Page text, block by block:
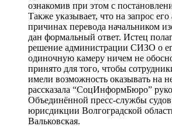
ознакомив при этом с
Также указывает, что на запрос его
причинах перевода начальником
дан формальный ответ. Истец
решение администрации СИЗО о
одиночную камеру ничем не
принято для того, чтобы
имели возможность оказывать на
рассказала “СоцИнформБюро”
Объединённой пресс-службы
юрисдикции Волгоградской
Вальковская.